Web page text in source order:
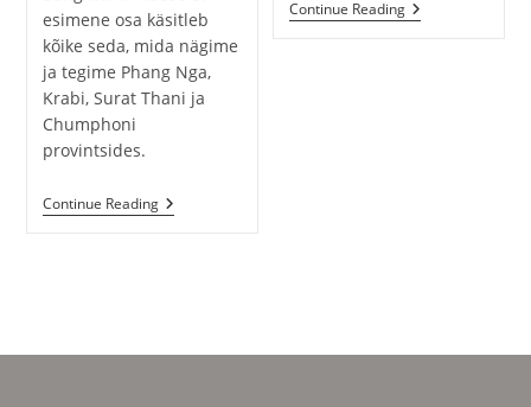
esimene osa käsitleb
kõike seda, mida nägime
ja tegime Phang Nga,
Krabi, Surat Thani ja
Chumphoni
provintsides.
Continue Reading
Paradiisisaarelt
–
Continue Reading
Phang